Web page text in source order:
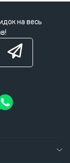
на весь